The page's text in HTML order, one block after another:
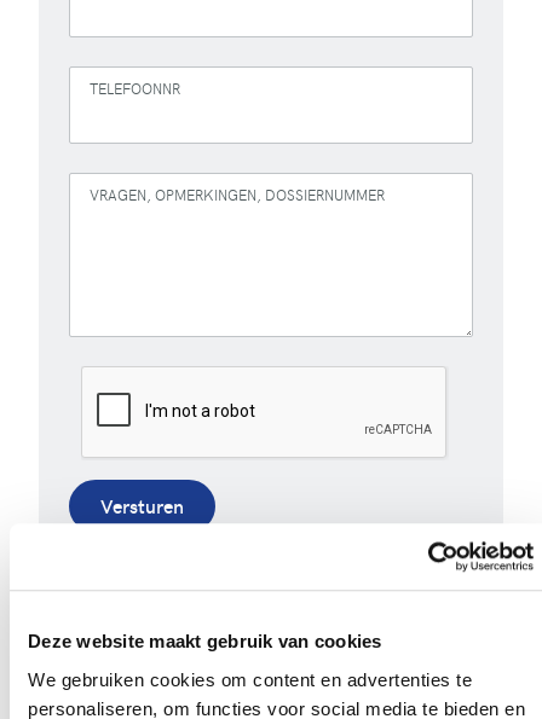
Deze website maakt gebruik van cookies
We gebruiken cookies om content en advertenties te
personaliseren, om functies voor social media te bieden en
TELEFOONNR
VRAGEN, OPMERKINGEN, DOSSIERNUMMER
Versturen
opmerking. Bekijk ons volledigprivacybeleid